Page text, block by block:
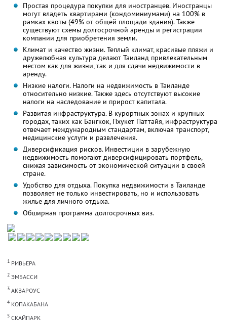
Простая процедура покупки для иностранцев. Иностранцы
могут владеть квартирами (кондоминиумами) на 100% в
рамках квоты (49% от общей площади здания). Также
существуют схемы долгосрочной аренды и регистрации
компании для приобретения земли.
Климат и качество жизни. Теплый климат, красивые пляжи и
дружелюбная культура делают Таиланд привлекательным
местом как для жизни, так и для сдачи недвижимости в
аренду.
Низкие налоги. Налоги на недвижимость в Таиланде
относительно низкие. Также здесь отсутствуют высокие
налоги на наследование и прирост капитала.
Развитая инфраструктура. В курортных зонах и крупных
городах, таких как Бангкок, Пхукет Паттайя, инфраструктура
отвечает международным стандартам, включая транспорт,
медицинские услуги и развлечения.
Диверсификация рисков. Инвестиции в зарубежную
недвижимость помогают диверсифицировать портфель,
снижая зависимость от экономической ситуации в своей
стране.
Удобство для отдыха. Покупка недвижимости в Таиланде
позволяет не только инвестировать, но и использовать
жилье для личного отдыха.
Обширная программа долгосрочных виз.
1 РИВЬЕРА
2 ЭМБАССИ
3 АКВАРОУС
4КОПАКАБАНА
5 СКАЙПАРК